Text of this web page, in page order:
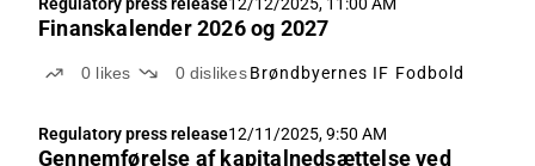
Finanskalender 2026 og 2027
0 likes 0 dislikes Brøndbyernes IF Fodbold
Regulatory press release12/11/2025, 9:50 AM
Gennemførelse af kapitalnedsættelse ved